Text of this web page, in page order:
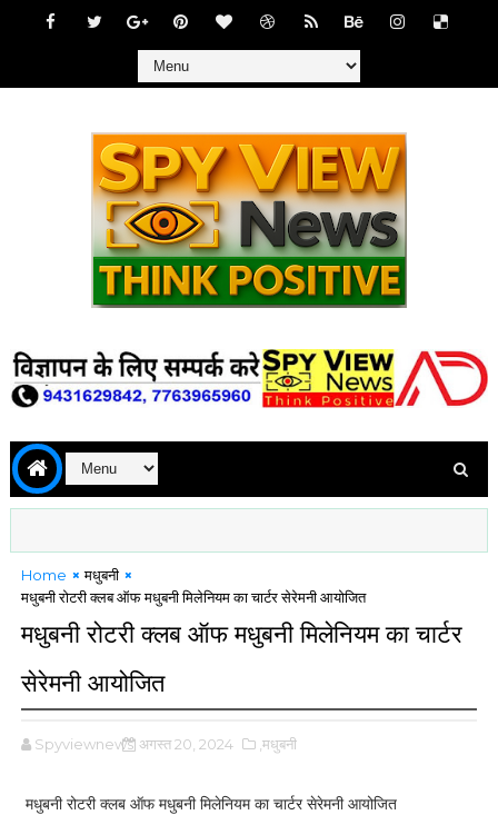
Home
मधुबनी
मधुबनी रोटरी क्लब ऑफ मधुबनी मिलेनियम का चार्टर सेरेमनी आयोजित
मधुबनी रोटरी क्लब ऑफ मधुबनी मिलेनियम का चार्टर
सेरेमनी आयोजित
Spyviewnews अगस्त 20, 2024 ,मधुबनी
मधुबनी रोटरी क्लब ऑफ मधुबनी मिलेनियम का चार्टर सेरेमनी आयोजित